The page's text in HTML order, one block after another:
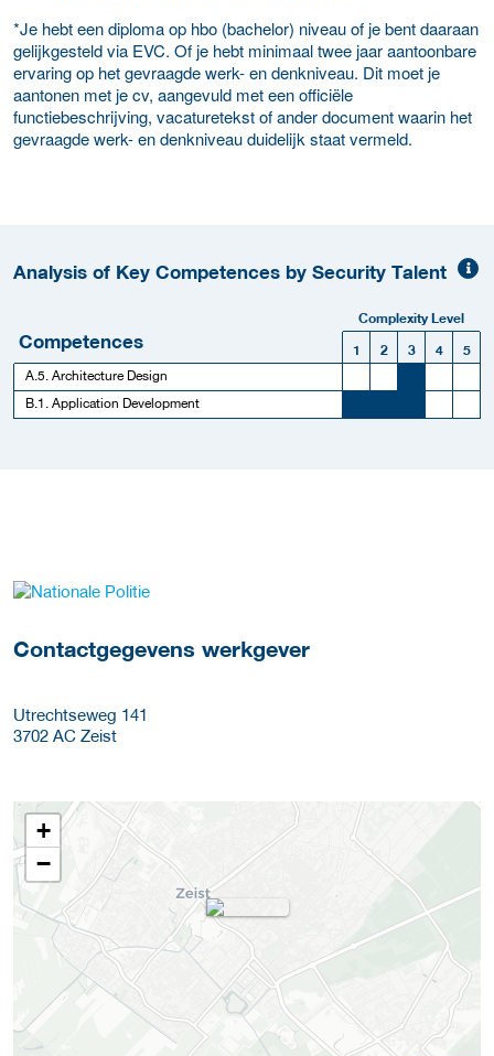
*Je hebt een diploma op hbo (bachelor) niveau of je bent daaraan
gelijkgesteld via EVC. Of je hebt minimaal twee jaar aantoonbare
ervaring op het gevraagde werk- en denkniveau. Dit moet je
aantonen met je cv, aangevuld met een officiële
functiebeschrijving, vacaturetekst of ander document waarin het
gevraagde werk- en denkniveau duidelijk staat vermeld.
Analysis of Key Competences by Security Talent
Complexity Level
Competences 1 2 3 4
5
A.5. Architecture Design
B.1. Application Development
Meer werkgever details
Contactgegevens werkgever
Utrechtseweg 141
3702 AC Zeist
+
−